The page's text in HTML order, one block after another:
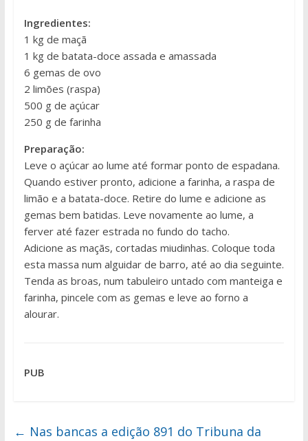
Ingredientes:
1 kg de maçã
1 kg de batata-doce assada e amassada
6 gemas de ovo
2 limões (raspa)
500 g de açúcar
250 g de farinha
Preparação:
Leve o açúcar ao lume até formar ponto de espadana.
Quando estiver pronto, adicione a farinha, a raspa de
limão e a batata-doce. Retire do lume e adicione as
gemas bem batidas. Leve novamente ao lume, a
ferver até fazer estrada no fundo do tacho.
Adicione as maçãs, cortadas miudinhas. Coloque toda
esta massa num alguidar de barro, até ao dia seguinte.
Tenda as broas, num tabuleiro untado com manteiga e
farinha, pincele com as gemas e leve ao forno a
alourar.
PUB
← Nas bancas a edição 891 do Tribuna da